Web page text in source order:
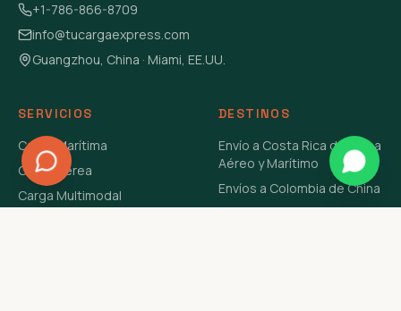
+1-786-866-8709
info@tucargaexpress.com
Guangzhou, China · Miami, EE.UU.
SERVICIOS
Carga Marítima
Carga Aérea
Carga Multimodal
DESTINOS
Envío a Costa Rica de China
Aéreo y Marítimo
Envíos a Colombia de China